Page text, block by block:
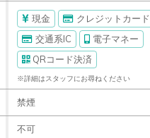
現金
クレジットカード
交通系IC
電子マネー
QRコード決済
※詳細はスタッフにお尋ねください
禁煙
不可